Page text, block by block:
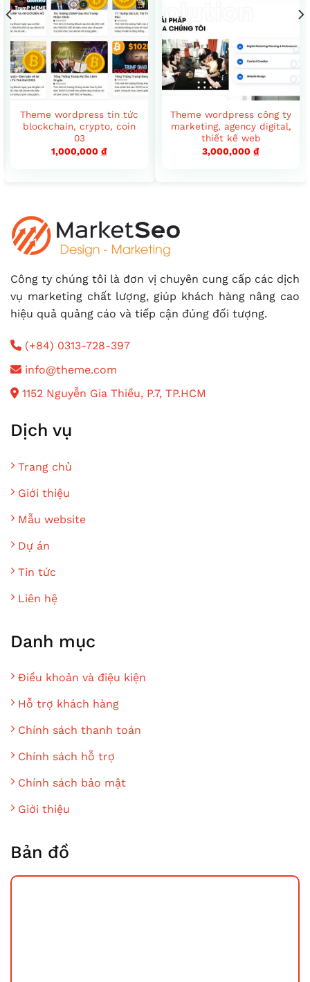
Theme wordpress tin tức
blockchain, crypto, coin
03
1,000,000 ₫
Theme wordpress công ty
marketing, agency digital,
thiết kế web
3,000,000 ₫
Công ty chúng tôi là đơn vị chuyên cung cấp các dịch
vụ marketing chất lượng, giúp khách hàng nâng cao
hiệu quả quảng cáo và tiếp cận đúng đối tượng.
(+84) 0313-728-397
info@theme.com
1152 Nguyễn Gia Thiều, P.7, TP.HCM
Dịch vụ
Trang chủ
Giới thiệu
Mẫu website
Dự án
Tin tức
Liên hệ
Danh mục
Điều khoản và điệu kiện
Hỗ trợ khách hàng
Chính sách thanh toán
Chính sách hỗ trợ
Chính sách bảo mật
Giới thiệu
Bản đồ